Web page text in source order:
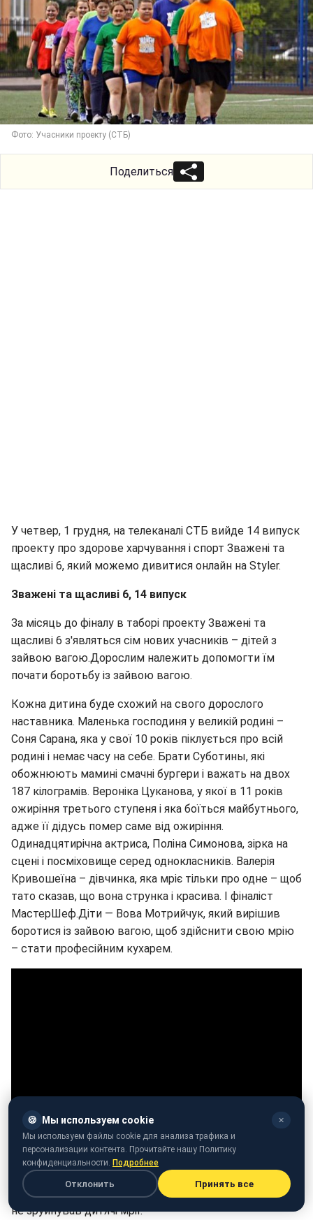
Фото: Учасники проекту (СТБ)
Поделиться
У четвер, 1 грудня, на телеканалі СТБ вийде 14 випуск
проекту про здорове харчування і спорт Зважені та
щасливі 6, який можемо дивитися онлайн на Styler.
Зважені та щасливі 6, 14 випуск
За місяць до фіналу в таборі проекту Зважені та
щасливі 6 з'являться сім нових учасників – дітей з
зайвою вагою.Дорослим належить допомогти їм
почати боротьбу із зайвою вагою.
Кожна дитина буде схожий на свого дорослого
наставника. Маленька господиня у великій родині –
Соня Сарана, яка у свої 10 років піклується про всій
родині і немає часу на себе. Брати Суботины, які
обожнюють мамині смачні бургери і важать на двох
187 кілограмів. Вероніка Цуканова, у якої в 11 років
ожиріння третього ступеня і яка боїться майбутнього,
адже її дідусь помер саме від ожиріння.
Одинадцятирічна актриса, Поліна Симонова, зірка на
сцені і посміховище серед однокласників. Валерія
Кривошеїна – дівчинка, яка мріє тільки про одне – щоб
тато сказав, що вона струнка і красива. І фіналіст
МастерШеф.Діти — Вова Мотрийчук, який вирішив
боротися із зайвою вагою, щоб здійснити свою мрію
– стати професійним кухарем.
Досвідчені учасники, яким 3 місяці тому тренери
допомагали пробігти перші 100 метрів, тепер самі
стануть тренерами! Вони спробують уберегти
малюків від помилок, які зробили самі, щоб зайва вага
не зруйнував дитячі мрії.
🍪 Мы используем cookie ✕
Мы используем файлы cookie для анализа трафика и
персонализации контента. Прочитайте нашу Политику
конфиденциальности. Подробнее
Отклонить Принять все